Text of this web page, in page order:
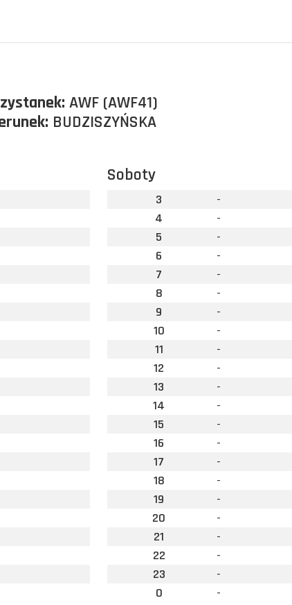
AWF (AWF41)
BUDZISZYŃSKA
Soboty
3
-
4
-
5
-
6
-
7
-
8
-
9
-
10
-
11
-
12
-
13
-
14
-
15
-
16
-
17
-
18
-
19
-
20
-
21
-
22
-
23
-
0
-